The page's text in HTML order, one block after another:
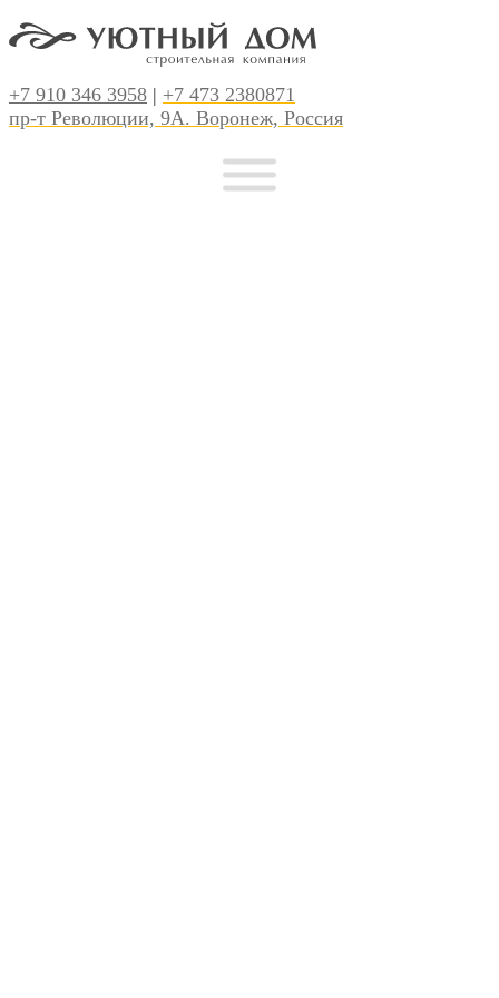
+7 910 346 3958 | +7 473 2380871
пр-т Революции, 9А. Воронеж, Россия